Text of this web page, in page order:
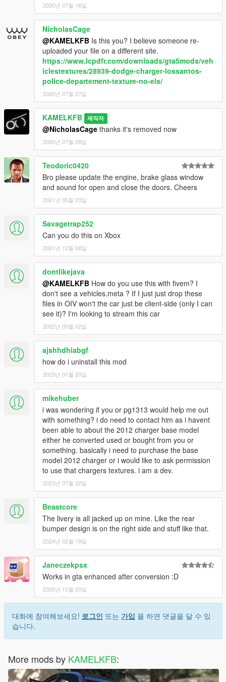
2020년 07월 16일
NicholasCage
@KAMELKFB Is this you? I believe someone re-
uploaded your file on a different site.
https://www.lcpdfr.com/downloads/gta5mods/veh
iclestextures/28939-dodge-charger-lossantos-
police-departement-texture-no-els/
2020년 07월 27일
KAMELKFB 제작자
@NicholasCage thanks it's removed now
2020년 07월 28일
Teodoric0420
Bro please update the engine, brake glass window
and sound for open and close the doors. Cheers
2021년 05월 03일
Savagetrap252
Can you do this on Xbox
2021년 12월 08일
dontlikejava
@KAMELKFB How do you use this with fivem? I
don't see a vehicles.meta ? If I just just drop these
files in OIV won't the car just be client-side (only I can
see it)? I'm looking to stream this car
2022년 05월 02일
ajshhdhiabgf
how do i uninstall this mod
2023년 01월 20일
mikehuber
i was wondering if you or pg1313 would help me out
with something? i do need to contact him as i havent
been able to about the 2012 charger base model
either he converted used or bought from you or
something. basically i need to purchase the base
model 2012 charger or i would like to ask permission
to use that chargers textures. i am a dev.
2023년 07월 22일
Beastcore
The livery is all jacked up on mine. Like the rear
bumper design is on the right side and stuff like that.
2024년 02월 19일
Janeczekpsx
Works in gta enhanced after conversion :D
2025년 10월 20일
대화에 참여해보세요! 로그인 또는 가입 을 하면 댓글을 달 수 있
습니다.
More mods by KAMELKFB: